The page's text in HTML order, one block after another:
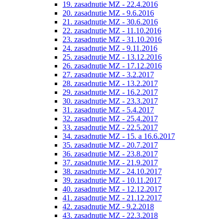
19. zasadnutie MZ - 22.4.2016
20. zasadnutie MZ - 9.6.2016
21. zasadnutie MZ - 30.6.2016
22. zasadnutie MZ - 11.10.2016
23. zasadnutie MZ - 31.10.2016
24. zasadnutie MZ - 9.11.2016
25. zasadnutie MZ - 13.12.2016
26. zasadnutie MZ - 17.12.2016
27. zasadnutie MZ - 3.2.2017
28. zasadnutie MZ - 13.2.2017
29. zasadnutie MZ - 16.2.2017
30. zasadnutie MZ - 23.3.2017
31. zasadnutie MZ - 5.4.2017
32. zasadnutie MZ - 25.4.2017
33. zasadnutie MZ - 22.5.2017
34. zasadnutie MZ - 15. a 16.6.2017
35. zasadnutie MZ - 20.7.2017
36. zasadnutie MZ - 23.8.2017
37. zasadnutie MZ - 21.9.2017
38. zasadnutie MZ - 24.10.2017
39. zasadnutie MZ - 10.11.2017
40. zasadnutie MZ - 12.12.2017
41. zasadnutie MZ - 21.12.2017
42. zasadnutie MZ - 9.2.2018
43. zasadnutie MZ - 22.3.2018